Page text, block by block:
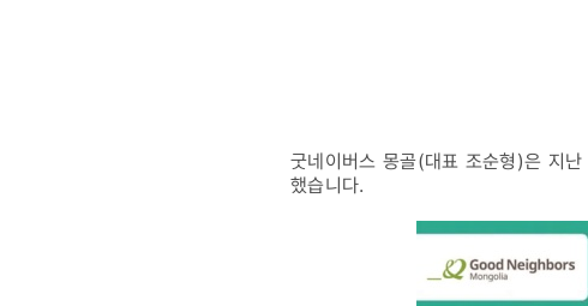
달콤한
치아여행
굿네이버스 몽골(대표 조순형)은 지
했습니다.